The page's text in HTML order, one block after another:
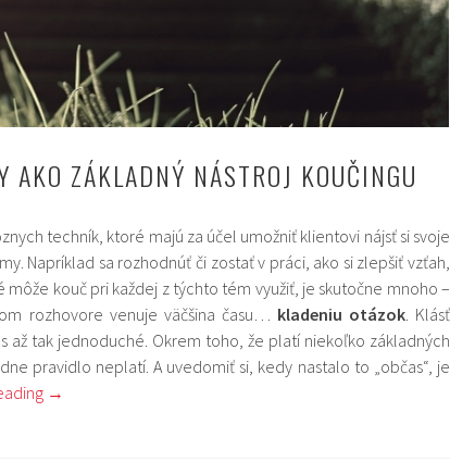
AKO ZÁKLADNÝ NÁSTROJ KOUČINGU
techník, ktoré majú za účel umožniť klientovi nájsť si svoje
Napríklad sa rozhodnúť či zostať v práci, ako si zlepšiť vzťah,
môže kouč pri každej z týchto tém využiť, je skutočne mnoho –
rozhovore venuje väčšina času… kladeniu otázok. Klásť
až tak jednoduché. Okrem toho, že platí niekoľko základných
pravidlo neplatí. A uvedomiť si, kedy nastalo to „občas“, je
→